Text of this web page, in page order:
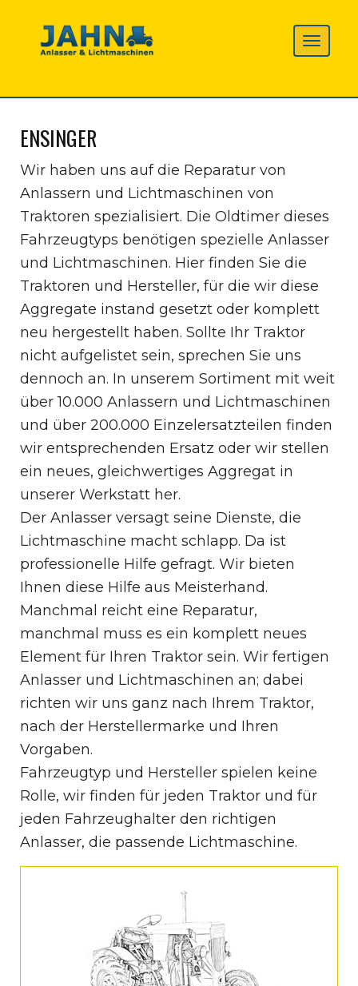
ENSINGER
Wir haben uns auf die Reparatur von
Anlassern und Lichtmaschinen von
Traktoren spezialisiert. Die Oldtimer dieses
Fahrzeugtyps benötigen spezielle Anlasser
und Lichtmaschinen. Hier finden Sie die
Traktoren und Hersteller, für die wir diese
Aggregate instand gesetzt oder komplett
neu hergestellt haben. Sollte Ihr Traktor
nicht aufgelistet sein, sprechen Sie uns
dennoch an. In unserem Sortiment mit weit
über 10.000 Anlassern und Lichtmaschinen
und über 200.000 Einzelersatzteilen finden
wir entsprechenden Ersatz oder wir stellen
ein neues, gleichwertiges Aggregat in
unserer Werkstatt her.
Der Anlasser versagt seine Dienste, die
Lichtmaschine macht schlapp. Da ist
professionelle Hilfe gefragt. Wir bieten
Ihnen diese Hilfe aus Meisterhand.
Manchmal reicht eine Reparatur,
manchmal muss es ein komplett neues
Element für Ihren Traktor sein. Wir fertigen
Anlasser und Lichtmaschinen an; dabei
richten wir uns ganz nach Ihrem Traktor,
nach der Herstellermarke und Ihren
Vorgaben.
Fahrzeugtyp und Hersteller spielen keine
Rolle, wir finden für jeden Traktor und für
jeden Fahrzeughalter den richtigen
Anlasser, die passende Lichtmaschine.